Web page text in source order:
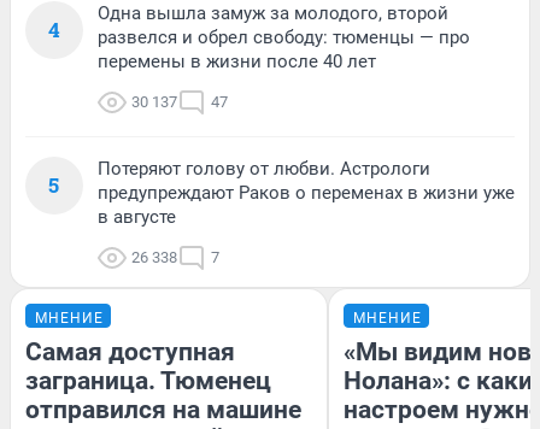
4
Одна вышла замуж за молодого, второй
развелся и обрел свободу: тюменцы — про
перемены в жизни после 40 лет
30 137 47
5
Потеряют голову от любви. Астрологи
предупреждают Раков о переменах в жизни уже
в августе
26 338 7
МНЕНИЕ
Самая доступная
заграница. Тюменец
отправился на машине
МНЕНИЕ
«Мы видим
Нолана»: с
настроем